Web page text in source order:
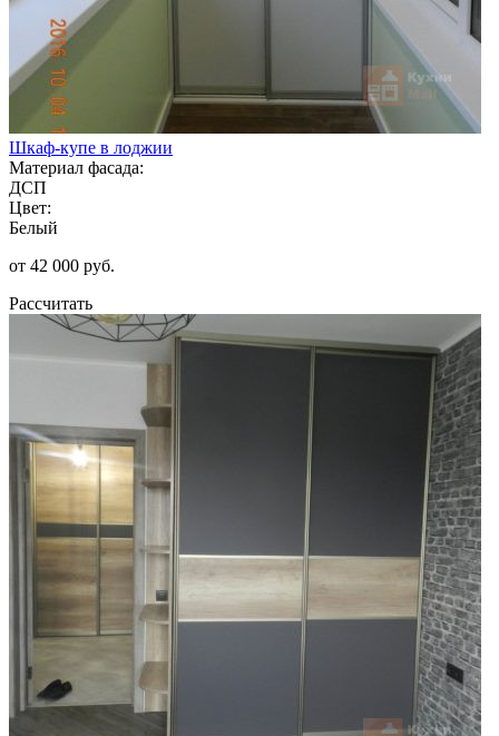
Шкаф-купе в лоджии
Материал фасада:
ДСП
Цвет:
Белый
от 42 000 руб.
Рассчитать